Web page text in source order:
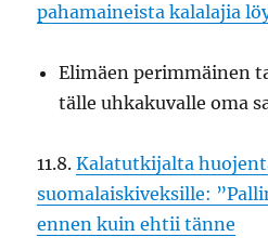
pahamaineista kalalajia
Elimäen perimmäinen
tälle uhkakuvalle oma
11.8.Kalatutkijalta
suomalaiskiveksille:
ennen kuin ehtii tänne